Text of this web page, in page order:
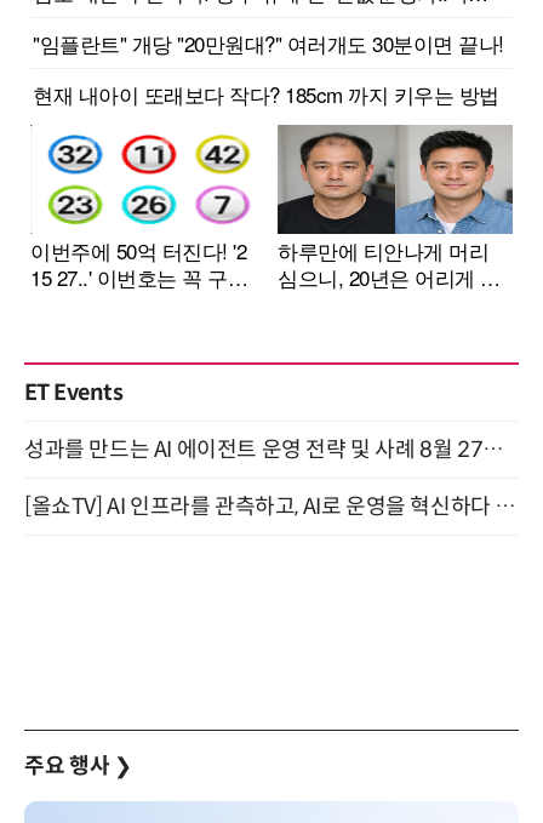
ET Events
성과를 만드는 AI 에이전트 운영 전략 및 사례 8월 27일 개최
[올쇼TV] AI 인프라를 관측하고, AI로 운영을 혁신하다 (8월 11일 생방송)
주요 행사 ❯